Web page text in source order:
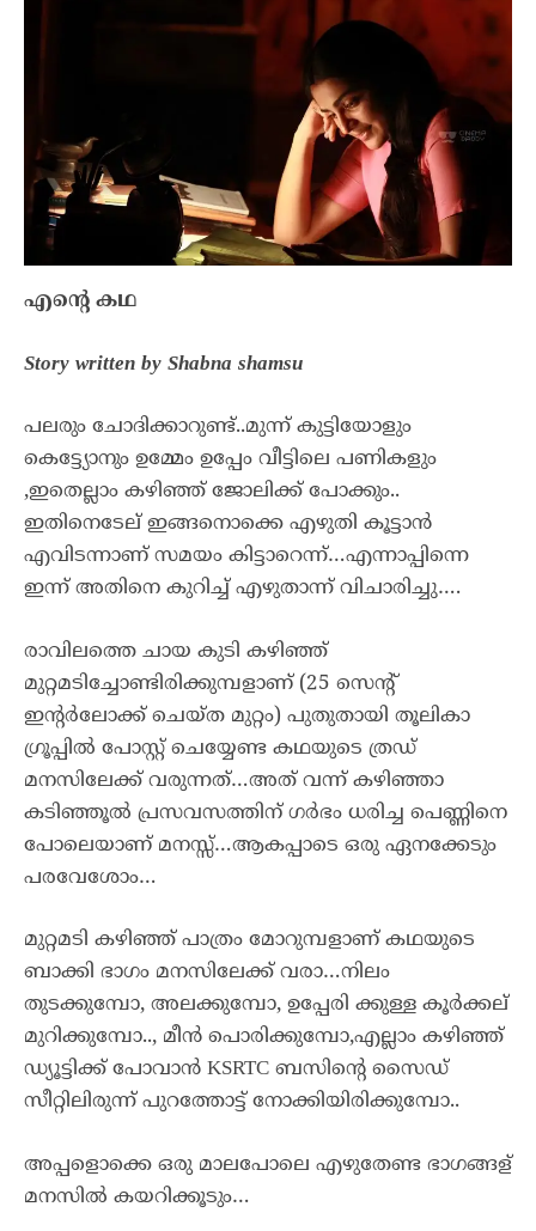
എൻ്റെ കഥ
Story written by Shabna shamsu
പലരും ചോദിക്കാറുണ്ട്..മുന്ന് കുട്ടിയോളും
കെട്ട്യോനും ഉമ്മേം ഉപ്പേം വീട്ടിലെ പണികളും
,ഇതെല്ലാം കഴിഞ്ഞ് ജോലിക്ക് പോക്കും..
ഇതിനെടേല് ഇങ്ങനൊക്കെ എഴുതി കൂട്ടാൻ
എവിടന്നാണ് സമയം കിട്ടാറെന്ന്…എന്നാപ്പിന്നെ
ഇന്ന് അതിനെ കുറിച്ച് എഴുതാന്ന് വിചാരിച്ചു….
രാവിലത്തെ ചായ കുടി കഴിഞ്ഞ്
മുറ്റമടിച്ചോണ്ടിരിക്കുമ്പളാണ് (25 സെൻ്റ്
ഇൻ്റർലോക്ക് ചെയ്ത മുറ്റം) പുതുതായി തൂലികാ
ഗ്രൂപ്പിൽ പോസ്റ്റ് ചെയ്യേണ്ട കഥയുടെ ത്രഡ്
മനസിലേക്ക് വരുന്നത്…അത് വന്ന് കഴിഞ്ഞാ
കടിഞ്ഞൂൽ പ്രസവസത്തിന് ഗർഭം ധരിച്ച പെണ്ണിനെ
പോലെയാണ് മനസ്സ്…ആകപ്പാടെ ഒരു ഏനക്കേടും
പരവേശോം…
മുറ്റമടി കഴിഞ്ഞ് പാത്രം മോറുമ്പളാണ് കഥയുടെ
ബാക്കി ഭാഗം മനസിലേക്ക് വരാ…നിലം
തുടക്കുമ്പോ, അലക്കുമ്പോ, ഉപ്പേരി ക്കുള്ള കൂർക്കല്
മുറിക്കുമ്പോ.., മീൻ പൊരിക്കുമ്പോ,എല്ലാം കഴിഞ്ഞ്
ഡ്യൂട്ടിക്ക് പോവാൻ KSRTC ബസിൻ്റെ സൈഡ്
സീറ്റിലിരുന്ന് പുറത്തോട്ട് നോക്കിയിരിക്കുമ്പോ..
അപ്പളൊക്കെ ഒരു മാലപോലെ എഴുതേണ്ട ഭാഗങ്ങള്
മനസിൽ കയറിക്കൂടും…